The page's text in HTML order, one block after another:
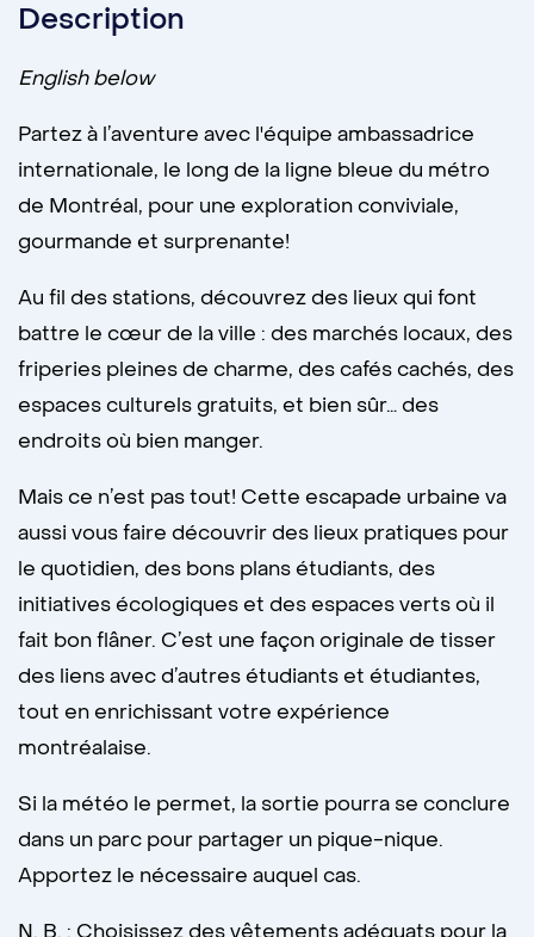
Description
English below
Partez à l’aventure avec l'équipe ambassadrice
internationale, le long de la ligne bleue du métro
de Montréal, pour une exploration conviviale,
gourmande et surprenante!
Au fil des stations, découvrez des lieux qui font
battre le cœur de la ville : des marchés locaux, des
friperies pleines de charme, des cafés cachés, des
espaces culturels gratuits, et bien sûr… des
endroits où bien manger.
Mais ce n’est pas tout! Cette escapade urbaine va
aussi vous faire découvrir des lieux pratiques pour
le quotidien, des bons plans étudiants, des
initiatives écologiques et des espaces verts où il
fait bon flâner. C’est une façon originale de tisser
des liens avec d’autres étudiants et étudiantes,
tout en enrichissant votre expérience
montréalaise.
Si la météo le permet, la sortie pourra se conclure
dans un parc pour partager un pique-nique.
Apportez le nécessaire auquel cas.